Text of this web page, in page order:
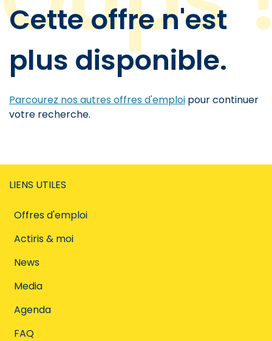
Cette offre n'est
plus disponible.
Parcourez nos autres offres d'emploi pour continuer
votre recherche.
LIENS UTILES
Offres d'emploi
Actiris & moi
News
Media
Agenda
FAQ